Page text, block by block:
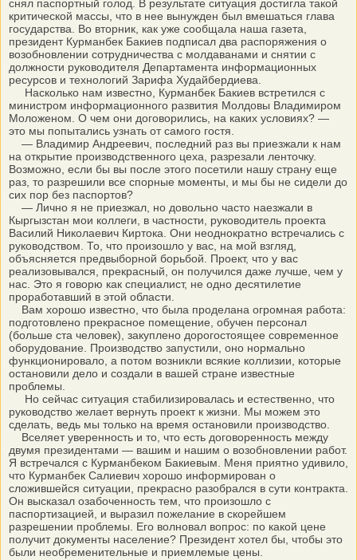
снял паспортный голод. В результате ситуация достигла такой
критической массы, что в нее вынужден был вмешаться глава
государства. Во вторник, как уже сообщала наша газета,
президент Курманбек Бакиев подписал два распоряжения о
возобновлении сотрудничества с молдаванами и снятии с
должности руководителя Департамента информационных
ресурсов и технологий Зарифа Худайбердиева.
Насколько нам известно, Курманбек Бакиев встретился с
министром информационного развития Молдовы Владимиром
Моложеном. О чем они договорились, на каких условиях? —
это мы попытались узнать от самого гостя.
— Владимир Андреевич, последний раз вы приезжали к нам
на открытие производственного цеха, разрезали ленточку.
Возможно, если бы вы после этого посетили нашу страну еще
раз, то разрешили все спорные моменты, и мы бы не сидели до
сих пор без паспортов?
— Лично я не приезжал, но довольно часто наезжали в
Кыргызстан мои коллеги, в частности, руководитель проекта
Василий Николаевич Киртока. Они неоднократно встречались с
руководством. То, что произошло у вас, на мой взгляд,
объясняется предвыборной борьбой. Проект, что у вас
реализовывался, прекрасный, он получился даже лучше, чем у
нас. Это я говорю как специалист, не одно десятилетие
проработавший в этой области.
Вам хорошо известно, что была проделана огромная работа:
подготовлено прекрасное помещение, обучен персонал
(больше ста человек), закуплено дорогостоящее современное
оборудование. Производство запустили, оно нормально
функционировало, а потом возникли всякие коллизии, которые
остановили дело и создали в вашей стране известные
проблемы.
Но сейчас ситуация стабилизировалась и естественно, что
руководство желает вернуть проект к жизни. Мы можем это
сделать, ведь мы только на время остановили производство.
Вселяет уверенность и то, что есть договоренность между
двумя президентами — вашим и нашим о возобновлении работ.
Я встречался с Курманбеком Бакиевым. Меня приятно удивило,
что Курманбек Салиевич хорошо информирован о
сложившейся ситуации, прекрасно разобрался в сути контракта.
Он высказал озабоченность тем, что произошло с
паспортизацией, и выразил пожелание в скорейшем
разрешении проблемы. Его волновал вопрос: по какой цене
получит документы население? Президент хотел бы, чтобы это
были необременительные и приемлемые цены.